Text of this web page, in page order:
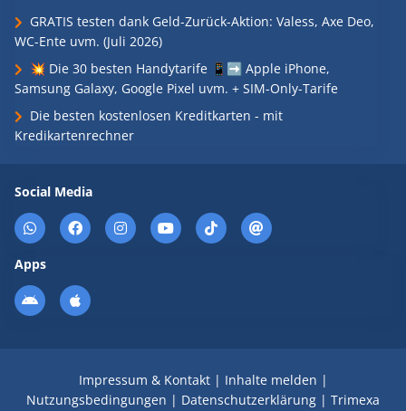
GRATIS testen dank Geld-Zurück-Aktion: Valess, Axe Deo,
WC-Ente uvm. (Juli 2026)
💥 Die 30 besten Handytarife 📱➡️ Apple iPhone,
Samsung Galaxy, Google Pixel uvm. + SIM-Only-Tarife
Die besten kostenlosen Kreditkarten - mit
Kredikartenrechner
Social Media
Apps
Impressum & Kontakt| Inhalte melden |
Nutzungsbedingungen | Datenschutzerklärung | Trimexa